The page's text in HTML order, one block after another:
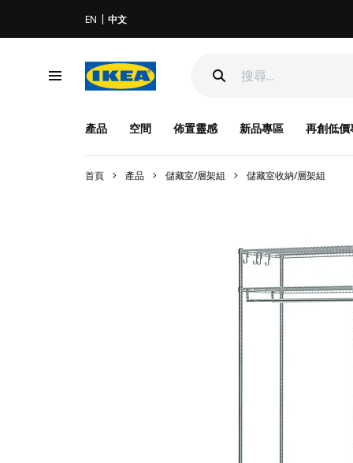
EN 中文
產品 空間 佈置靈感 新品專區 再創低價
首頁 產品 儲藏室/層架組 儲藏室收納/層架組